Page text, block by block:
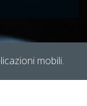
mobili.